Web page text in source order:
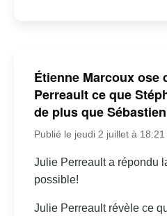
Étienne Marcoux ose
Perreault ce que
de plus que
Publié le jeudi 2 juillet à 18:21
Julie Perreault a répondu
possible!
Julie Perreault révèle ce